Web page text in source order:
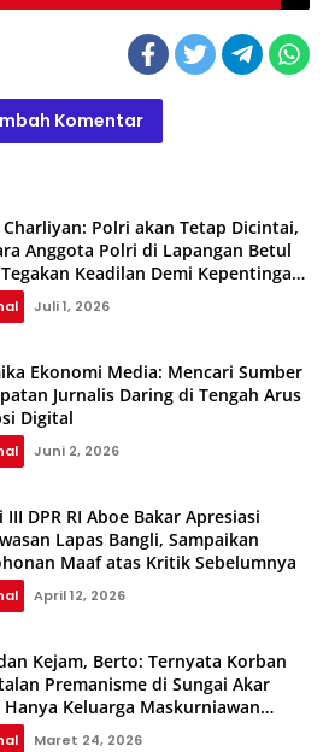
Komentar
Polri akan Tetap Dicintai,
Anggota Polri di Lapangan Betul
Keadilan Demi Kepentingan
Juli 1, 2026
Ekonomi Media: Mencari Sumber
Jurnalis Daring di Tengah Arus
Digital
Juni 2, 2026
III DPR RI Aboe Bakar Apresiasi
Lapas Bangli, Sampaikan
Maaf atas Kritik Sebelumnya
April 12, 2026
Kejam, Berto: Ternyata Korban
Premanisme di Sungai Akar
Hanya Keluarga Maskurniawan
Maret 24, 2026